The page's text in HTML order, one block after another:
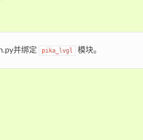
并绑定 pika_lvgl 模块。